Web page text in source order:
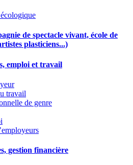
de spectacle vivant, école de
plasticiens...)
emploi et travail
travail
de genre
gestion financière